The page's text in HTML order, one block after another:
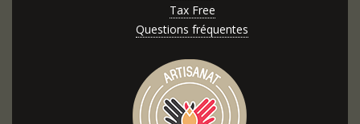
Tax Free
Questions fréquentes